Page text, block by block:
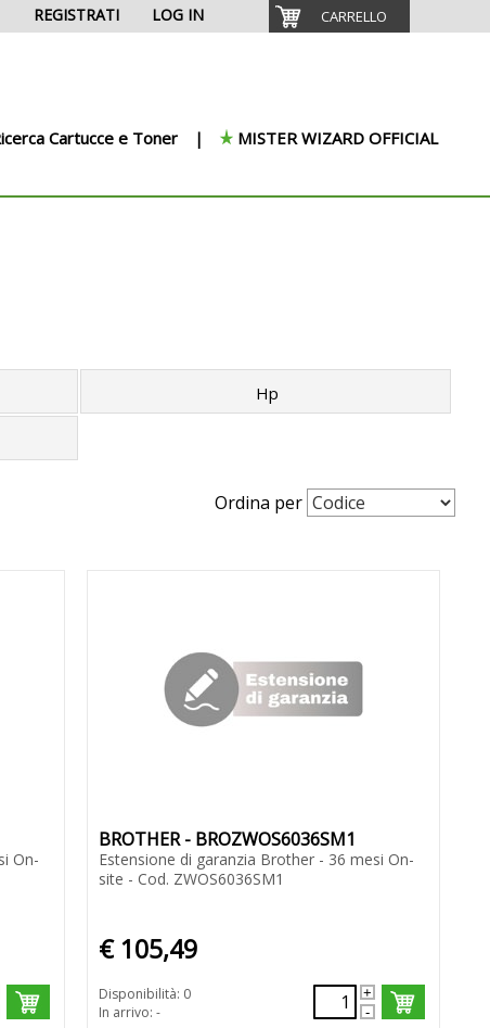
CARRELLO
LOG IN
REGISTRATI
Cartucce e Toner MISTER WIZARD OFFICIAL
Hp
Ordina per
On-
BROTHER - BROZWOS6036SM1
Estensione di garanzia Brother - 36 mesi On-
site - Cod. ZWOS6036SM1
€ 105,49
Disponibilità: 0
In arrivo: -